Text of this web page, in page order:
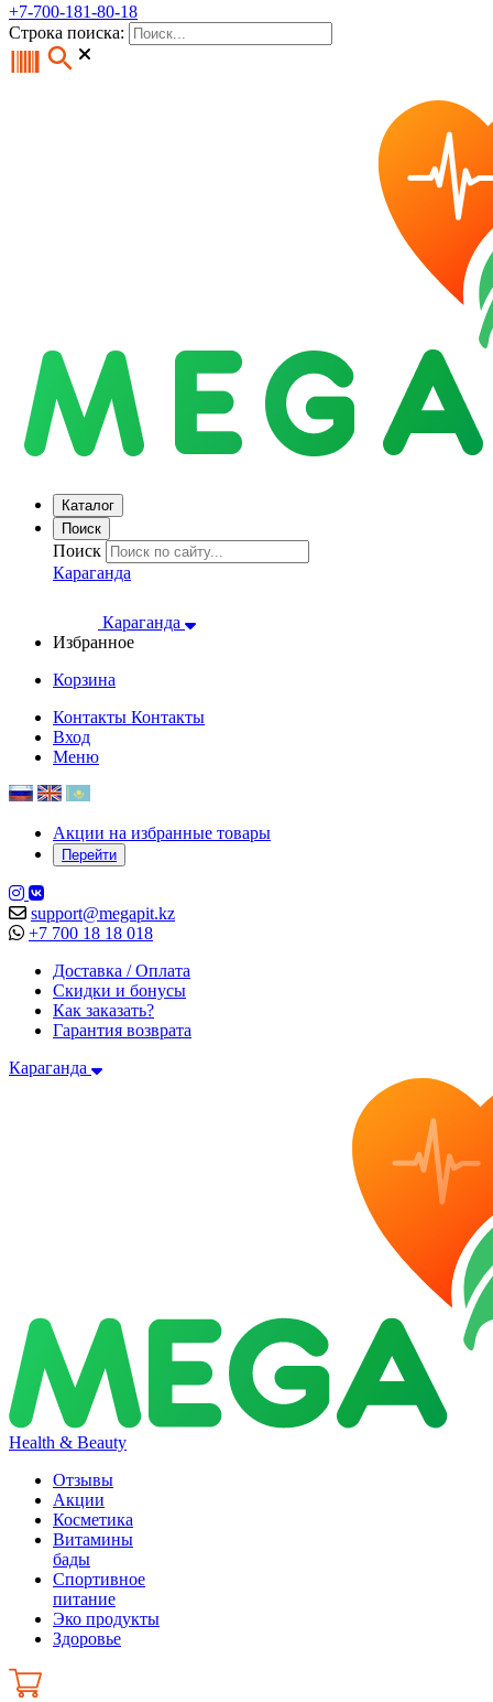
+7-700-181-80-18
Строка поиска:
Каталог
Поиск
Поиск
Караганда
Караганда
Избранное
Корзина
Контакты Контакты
Вход
Меню
Акции на избранные товары
Перейти
support@megapit.kz
+7 700 18 18 018
Доставка / Оплата
Скидки и бонусы
Как заказать?
Гарантия возврата
Караганда
Health & Beauty
Отзывы
Акции
Косметика
Витамины
бады
Спортивное
питание
Эко продукты
Здоровье